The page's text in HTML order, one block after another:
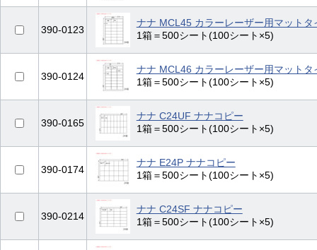
390-0123
ナナ MCL45 カラーレーザー用マットタ
1箱＝500シート(100シート×5)
390-0124
ナナ MCL46 カラーレーザー用マットタ
1箱＝500シート(100シート×5)
390-0165
ナナ C24UF ナナコピー
1箱＝500シート(100シート×5)
390-0174
ナナ E24P ナナコピー
1箱＝500シート(100シート×5)
390-0214
ナナ C24SF ナナコピー
1箱＝500シート(100シート×5)